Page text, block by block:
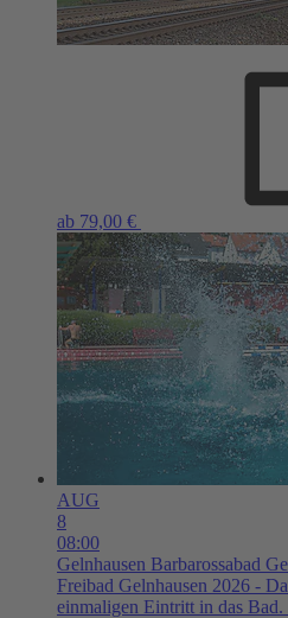
ab 79,00 €
AUG
8
08:00
Gelnhausen Barbarossabad
Freibad Gelnhausen 2026 -
einmaligen Eintritt in das